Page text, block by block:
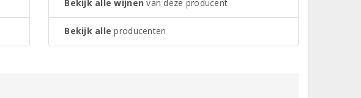
Bekijk alle wijnen van deze producent
Bekijk alle producenten